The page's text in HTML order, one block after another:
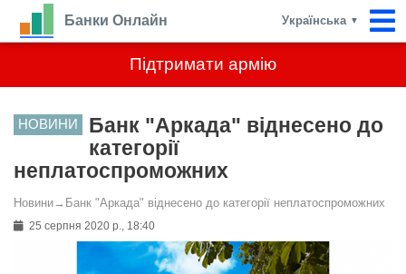
Підтримати армію
Банки Онлайн Українська ▼
НОВИНИ
Банк "Аркада" віднесено до
категорії
неплатоспроможних
Новини→ Банк "Аркада" віднесено до категорії неплатоспроможних
25 серпня 2020 р., 18:40